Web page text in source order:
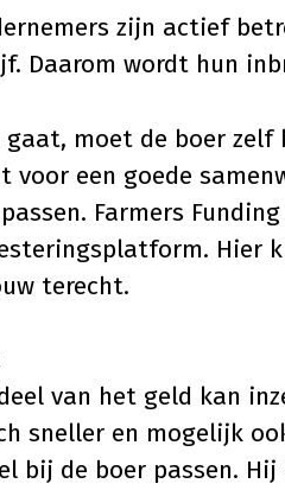
zijn actief
Daarom wordt hun
moet de boer zelf
voor een goede
Farmers
Hier
terecht.
van het geld kan
sneller en mogelijk
bij de boer passen.